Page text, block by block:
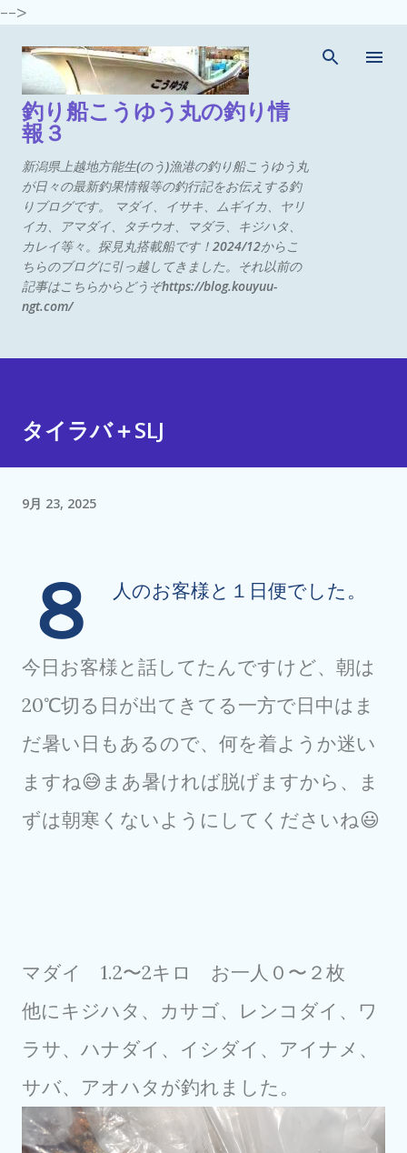
--> スキップしてメイン コンテンツに移動
釣り船こうゆう丸の釣り情
報３
新潟県上越地方能生(のう)漁港の釣り船こうゆう丸
が日々の最新釣果情報等の釣行記をお伝えする釣
りブログです。 マダイ、イサキ、ムギイカ、ヤリ
イカ、アマダイ、タチウオ、マダラ、キジハタ、
カレイ等々。探見丸搭載船です！2024/12からこ
ちらのブログに引っ越してきました。それ以前の
記事はこちらからどうぞhttps://blog.kouyuu-
ngt.com/
タイラバ＋SLJ
9月 23, 2025
８ 人のお客様と１日便でした。
今日お客様と話してたんですけど、朝は
20℃切る日が出てきてる一方で日中はま
だ暑い日もあるので、何を着ようか迷い
ますね😅まあ暑ければ脱げますから、ま
ずは朝寒くないようにしてくださいね😃
マダイ 1.2〜2キロ お一人０〜２枚
他にキジハタ、カサゴ、レンコダイ、ワ
ラサ、ハナダイ、イシダイ、アイナメ、
サバ、アオハタが釣れました。